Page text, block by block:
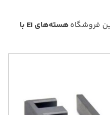
فروشگاه
هسته‌های EI با